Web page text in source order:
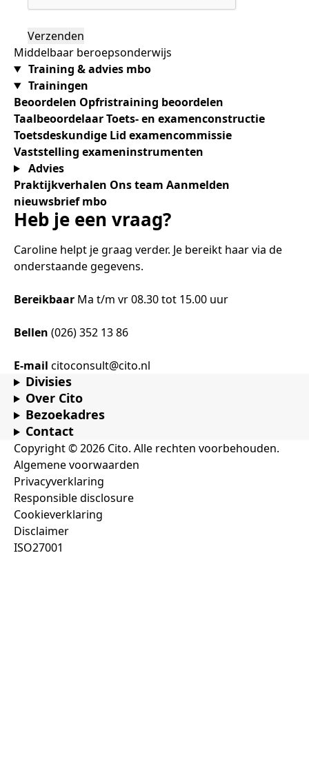
Middelbaar beroepsonderwijs
Training & advies mbo
Trainingen
Beoordelen Opfristraining beoordelen
TaalbeoordelaarToets- en examenconstructie
Toetsdeskundige Lid examencommissie
Vaststelling exameninstrumenten
Advies
Praktijkverhalen Ons team Aanmelden
nieuwsbrief mbo
Heb je een vraag?
Caroline helpt je graag verder. Je bereikt haar via de
onderstaande gegevens.
Bereikbaar Ma t/m vr 08.30 tot 15.00 uur
Bellen (026) 352 13 86
E-mail citoconsult@cito.nl
Divisies
Over Cito
Bezoekadres
Contact
Copyright © 2026 Cito. Alle rechten voorbehouden.
Algemene voorwaarden
Privacyverklaring
Responsible disclosure
Cookieverklaring
Disclaimer
ISO27001